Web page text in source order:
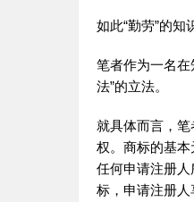
如此“勤劳”的知
笔者作为一名
法”的立法。
就具体而言，
权。商标的基
任何申请注册
标，申请注册